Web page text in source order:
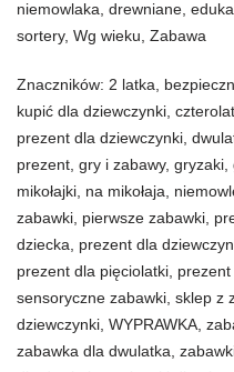
niemowlaka, drewniane,
sortery, Wg wieku, Zabawa
Znaczników: 2 latka,
kupić dla dziewczynki,
prezent dla dziewczynki,
prezent, gry i zabawy, gryzaki,
mikołajki, na mikołaja,
zabawki, pierwsze zabawki,
dziecka, prezent dla
prezent dla pięciolatki,
sensoryczne zabawki, sklep z
dziewczynki, WYPRAWKA,
zabawka dla dwulatka,